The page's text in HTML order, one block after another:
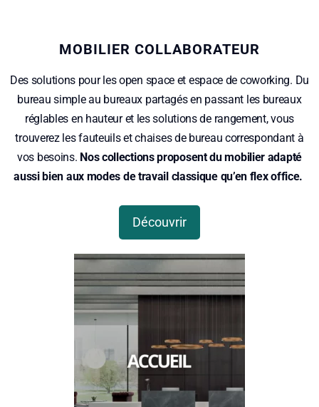
MOBILIER COLLABORATEUR
Des solutions pour les open space et espace de coworking. Du
bureau simple au bureaux partagés en passant les bureaux
réglables en hauteur et les solutions de rangement, vous
trouverez les fauteuils et chaises de bureau correspondant à
vos besoins. Nos collections proposent du mobilier adapté
aussi bien aux modes de travail classique qu’en flex office.
Découvrir